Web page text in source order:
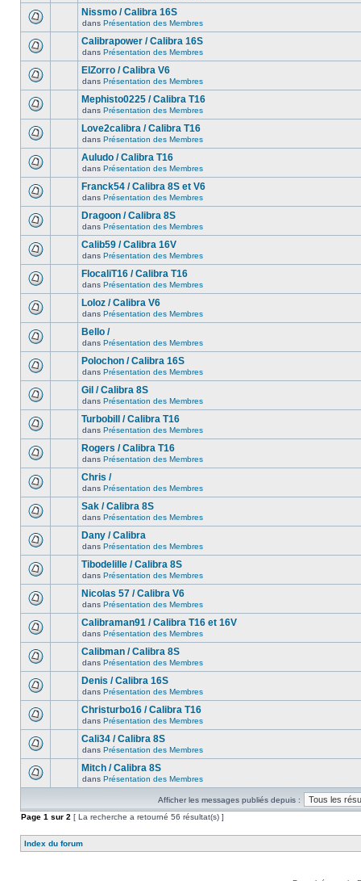
Nissmo / Calibra 16S
dans Présentation des Membres
Calibrapower / Calibra 16S
dans Présentation des Membres
ElZorro / Calibra V6
dans Présentation des Membres
Mephisto0225 / Calibra T16
dans Présentation des Membres
Love2calibra / Calibra T16
dans Présentation des Membres
Auludo / Calibra T16
dans Présentation des Membres
Franck54 / Calibra 8S et V6
dans Présentation des Membres
Dragoon / Calibra 8S
dans Présentation des Membres
Calib59 / Calibra 16V
dans Présentation des Membres
FlocaliT16 / Calibra T16
dans Présentation des Membres
Loloz / Calibra V6
dans Présentation des Membres
Bello /
dans Présentation des Membres
Polochon / Calibra 16S
dans Présentation des Membres
Gil / Calibra 8S
dans Présentation des Membres
Turbobill / Calibra T16
dans Présentation des Membres
Rogers / Calibra T16
dans Présentation des Membres
Chris /
dans Présentation des Membres
Sak / Calibra 8S
dans Présentation des Membres
Dany / Calibra
dans Présentation des Membres
Tibodelille / Calibra 8S
dans Présentation des Membres
Nicolas 57 / Calibra V6
dans Présentation des Membres
Calibraman91 / Calibra T16 et 16V
dans Présentation des Membres
Calibman / Calibra 8S
dans Présentation des Membres
Denis / Calibra 16S
dans Présentation des Membres
Christurbo16 / Calibra T16
dans Présentation des Membres
Cali34 / Calibra 8S
dans Présentation des Membres
Mitch / Calibra 8S
dans Présentation des Membres
Afficher les messages publiés depuis :
Page 1 sur 2 [ La recherche a retourné 56 résultat(s) ]
Index du forum